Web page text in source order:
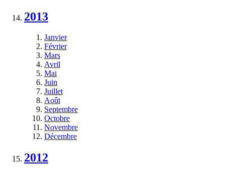
2013
Janvier
Février
Mars
Avril
Mai
Juin
Juillet
Août
Septembre
Octobre
Novembre
Décembre
2012